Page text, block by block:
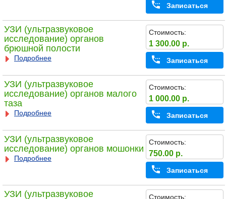
Записаться
УЗИ (ультразвуковое
исследование) органов
брюшной полости
Подробнее
Стоимость:
1 300.00 р.
Записаться
УЗИ (ультразвуковое
исследование) органов малого
таза
Подробнее
Стоимость:
1 000.00 р.
Записаться
УЗИ (ультразвуковое
исследование) органов мошонки
Подробнее
Стоимость:
750.00 р.
Записаться
УЗИ (ультразвуковое
Стоимость: